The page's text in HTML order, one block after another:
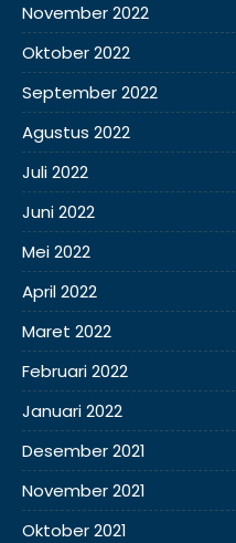
November 2022
Oktober 2022
September 2022
Agustus 2022
Juli 2022
Juni 2022
Mei 2022
April 2022
Maret 2022
Februari 2022
Januari 2022
Desember 2021
November 2021
Oktober 2021